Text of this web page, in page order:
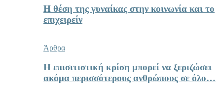
Η θέση της γυναίκας στην κοινωνία και το
επιχειρείν
Άρθρα
Η επισιτιστική κρίση μπορεί να ξεριζώσει
ακόμα περισσότερους ανθρώπους σε όλο…